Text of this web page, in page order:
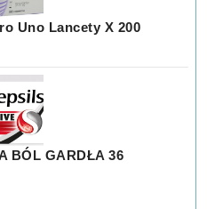
Uno Lancety X 200
BÓL GARDŁA 36